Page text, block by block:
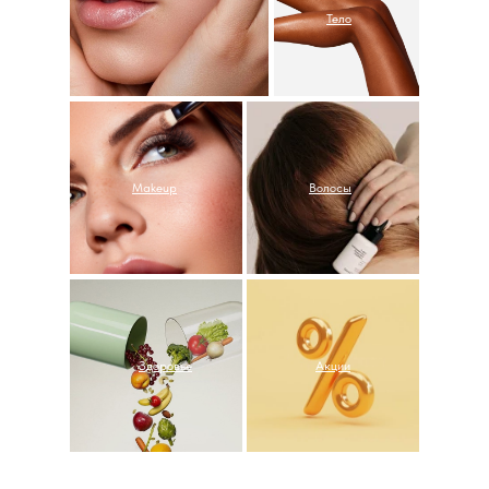
Тело
Волосы
Makeup
Акции
Здоровье